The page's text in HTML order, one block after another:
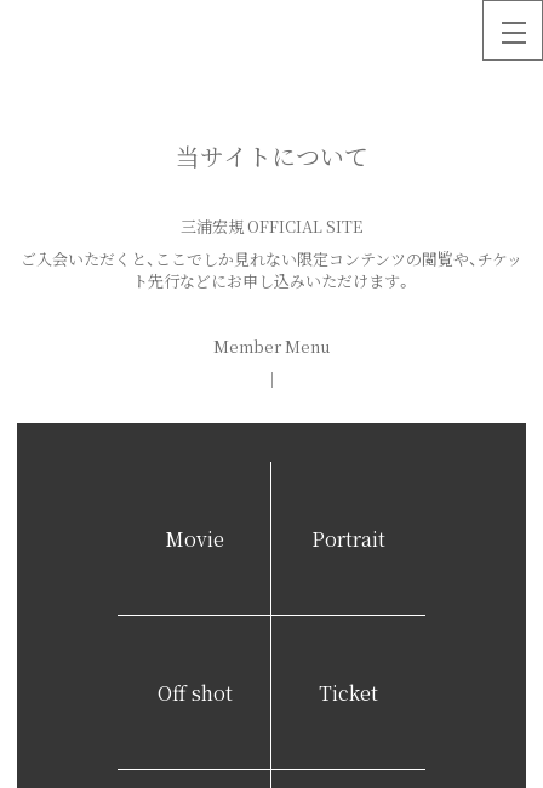
当サイトについて
三浦宏規 OFFICIAL SITE
ご入会いただくと、ここでしか見れない限定コンテンツの閲覧や、チケッ
ト先行などにお申し込みいただけます。
Member Menu
｜
Movie Portrait
Off shot Ticket